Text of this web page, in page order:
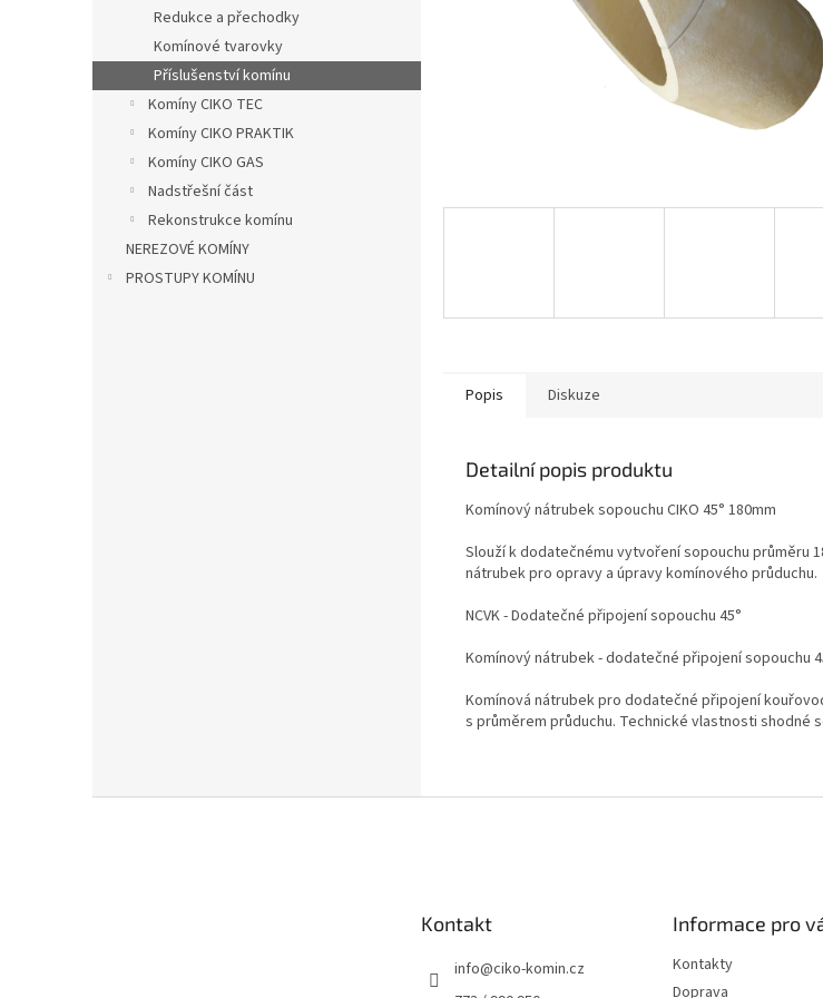
l
Redukce a přechodky
Komínové tvarovky
Příslušenství komínu
Komíny CIKO TEC
Komíny CIKO PRAKTIK
Komíny CIKO GAS
Nadstřešní část
Rekonstrukce komínu
NEREZOVÉ KOMÍNY
PROSTUPY KOMÍNU
Popis Diskuze
Detailní popis produktu
Komínový nátrubek sopouchu CIKO 45° 180mm
Slouží k dodatečnému vytvoření sopouchu průměru
nátrubek pro opravy a úpravy komínového průduchu.
NCVK - Dodatečné připojení sopouchu 45°
Komínový nátrubek - dodatečné připojení sopouchu
Komínová nátrubek pro dodatečné připojení
s průměrem průduchu. Technické vlastnosti shodné
Kontakt
info@ciko-komin.cz
Informace pro
Kontakty
Doprava